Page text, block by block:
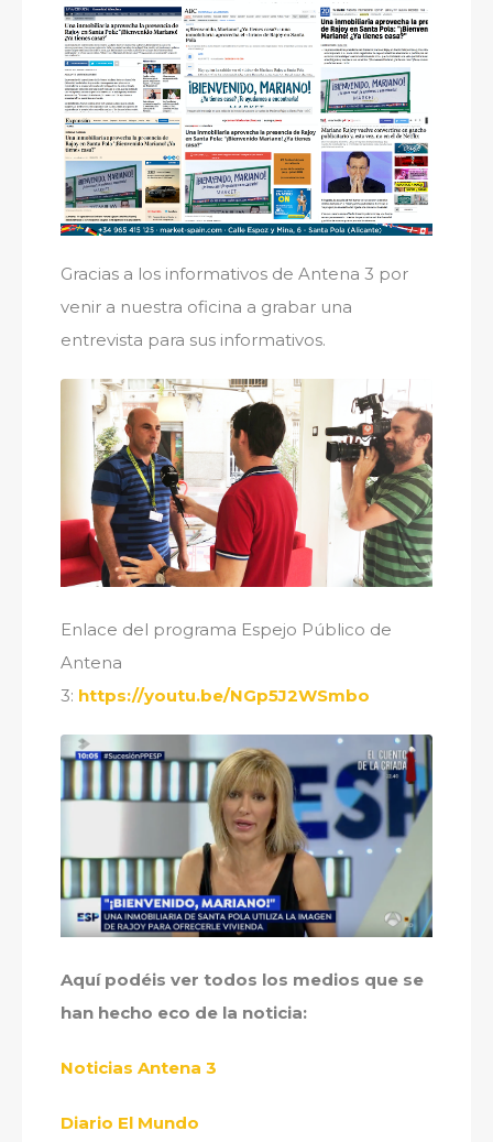
Gracias a los informativos de Antena 3 por
venir a nuestra oficina a grabar una
entrevista para sus informativos.
Enlace del programa Espejo Público de
Antena
3: https://youtu.be/NGp5J2WSmbo
Aquí podéis ver todos los medios que se
han hecho eco de la noticia:
Noticias Antena 3
Diario El Mundo